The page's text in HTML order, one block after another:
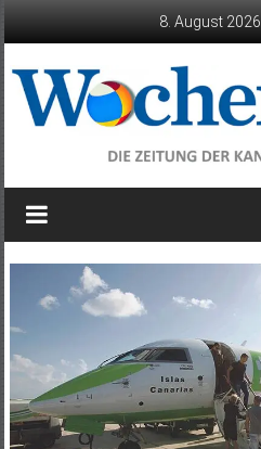
8. August 2026
Wochenblatt
die
Kanarischen
Inseln